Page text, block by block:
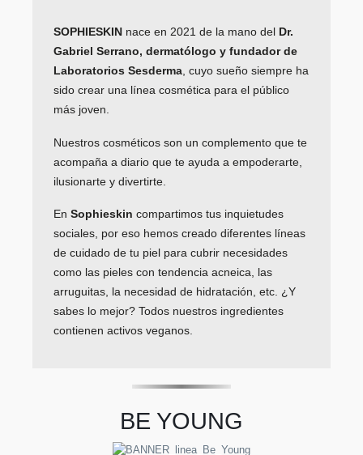
SOPHIESKIN nace en 2021 de la mano del Dr.
Gabriel Serrano, dermatólogo y fundador de
Laboratorios Sesderma, cuyo sueño siempre ha
sido crear una línea cosmética para el público
más joven.
Nuestros cosméticos son un complemento que te
acompaña a diario que te ayuda a empoderarte,
ilusionarte y divertirte.
EnSophieskin compartimos tus inquietudes
sociales, por eso hemos creado diferentes líneas
de cuidado de tu piel para cubrir necesidades
como las pieles con tendencia acneica, las
arruguitas, la necesidad de hidratación, etc. ¿Y
sabes lo mejor? Todos nuestros ingredientes
contienen activos veganos.
BE YOUNG